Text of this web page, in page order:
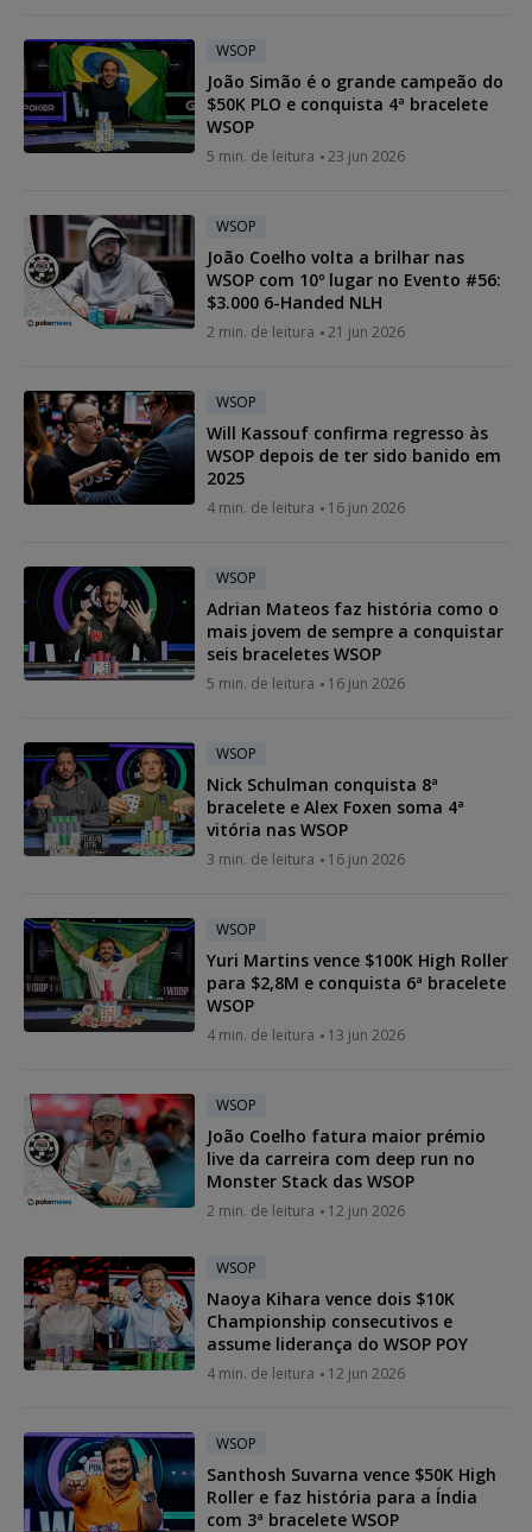
WSOP
João Simão é o grande campeão do
$50K PLO e conquista 4ª bracelete
WSOP
5 min. de leitura 23 jun 2026
WSOP
João Coelho volta a brilhar nas
WSOP com 10º lugar no Evento #56:
$3.000 6-Handed NLH
2 min. de leitura 21 jun 2026
WSOP
Will Kassouf confirma regresso às
WSOP depois de ter sido banido em
2025
4 min. de leitura 16 jun 2026
WSOP
Adrian Mateos faz história como o
mais jovem de sempre a conquistar
seis braceletes WSOP
5 min. de leitura 16 jun 2026
WSOP
Nick Schulman conquista 8ª
bracelete e Alex Foxen soma 4ª
vitória nas WSOP
3 min. de leitura 16 jun 2026
WSOP
Yuri Martins vence $100K High Roller
para $2,8M e conquista 6ª bracelete
WSOP
4 min. de leitura 13 jun 2026
WSOP
João Coelho fatura maior prémio
live da carreira com deep run no
Monster Stack das WSOP
2 min. de leitura 12 jun 2026
WSOP
Naoya Kihara vence dois $10K
Championship consecutivos e
assume liderança do WSOP POY
4 min. de leitura 12 jun 2026
WSOP
Santhosh Suvarna vence $50K High
Roller e faz história para a Índia
com 3ª bracelete WSOP